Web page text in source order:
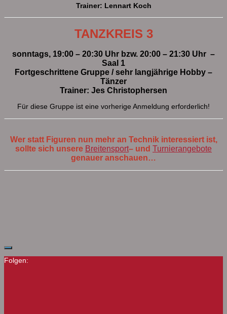
Trainer: Lennart Koch
TANZKREIS 3
sonntags, 19:00 – 20:30 Uhr bzw. 20:00 – 21:30 Uhr –
Saal 1
Fortgeschrittene Gruppe / sehr langjährige Hobby –
Tänzer
Trainer: Jes Christophersen
Für diese Gruppe ist eine vorherige Anmeldung erforderlich!
Wer statt Figuren nun mehr an Technik interessiert ist,
sollte sich unsere Breitensport– und Turnierangebote
genauer anschauen…
Folgen: